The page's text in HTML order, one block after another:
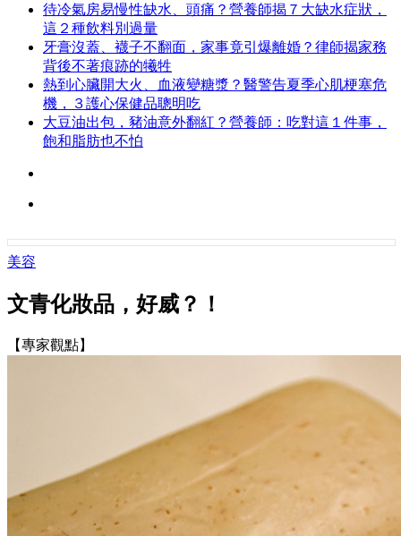
待冷氣房易慢性缺水、頭痛？營養師揭７大缺水症狀，
這２種飲料別過量
牙膏沒蓋、襪子不翻面，家事竟引爆離婚？律師揭家務
背後不著痕跡的犧牲
熱到心臟開大火、血液變糖漿？醫警告夏季心肌梗塞危
機，３護心保健品聰明吃
大豆油出包，豬油意外翻紅？營養師：吃對這１件事，
飽和脂肪也不怕
美容
文青化妝品，好威？！
【專家觀點】